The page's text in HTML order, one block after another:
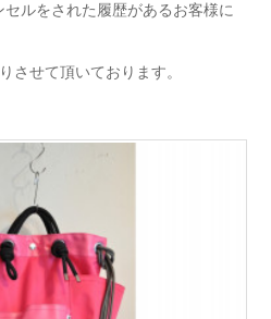
ルをされた履歴があるお客様に
せて頂いております。